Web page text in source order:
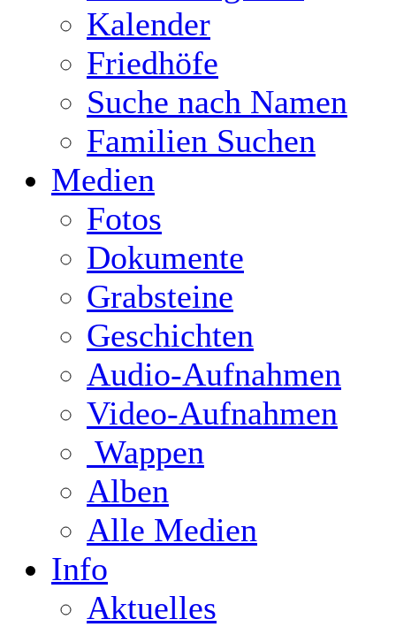
Kalender
Friedhöfe
Suche nach Namen
Familien Suchen
Medien
Fotos
Dokumente
Grabsteine
Geschichten
Audio-Aufnahmen
Video-Aufnahmen
Wappen
Alben
Alle Medien
Info
Aktuelles